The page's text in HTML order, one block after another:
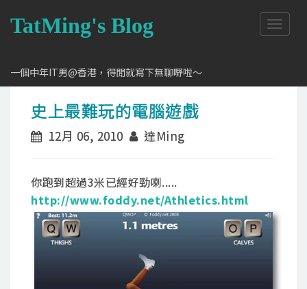
TatMing's Blog
一個中年IT男@香港，得閒就寫下無聊嘢啦～
T
o
o
史上最難玩的電腦遊戲
12月 06, 2010 達Ming
你跑到超過3米已經好勁喇.....
http://www.foddy.net/Athletics.html